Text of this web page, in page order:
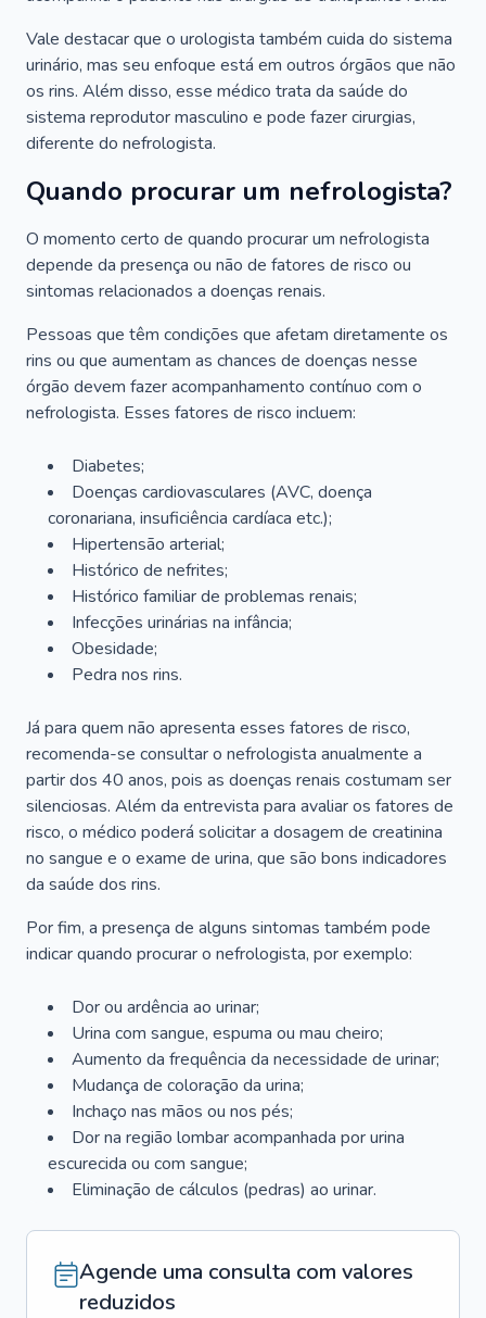
Vale destacar que o urologista também cuida do sistema
urinário, mas seu enfoque está em outros órgãos que não
os rins. Além disso, esse médico trata da saúde do
sistema reprodutor masculino e pode fazer cirurgias,
diferente do nefrologista.
Quando procurar um nefrologista?
O momento certo de quando procurar um nefrologista
depende da presença ou não de fatores de risco ou
sintomas relacionados a doenças renais.
Pessoas que têm condições que afetam diretamente os
rins ou que aumentam as chances de doenças nesse
órgão devem fazer acompanhamento contínuo com o
nefrologista. Esses fatores de risco incluem:
Diabetes;
Doenças cardiovasculares (AVC, doença
coronariana, insuficiência cardíaca etc.);
Hipertensão arterial;
Histórico de nefrites;
Histórico familiar de problemas renais;
Infecções urinárias na infância;
Obesidade;
Pedra nos rins.
Já para quem não apresenta esses fatores de risco,
recomenda-se consultar o nefrologista anualmente a
partir dos 40 anos, pois as doenças renais costumam ser
silenciosas. Além da entrevista para avaliar os fatores de
risco, o médico poderá solicitar a dosagem de creatinina
no sangue e o exame de urina, que são bons indicadores
da saúde dos rins.
Por fim, a presença de alguns sintomas também pode
indicar quando procurar o nefrologista, por exemplo:
Dor ou ardência ao urinar;
Urina com sangue, espuma ou mau cheiro;
Aumento da frequência da necessidade de urinar;
Mudança de coloração da urina;
Inchaço nas mãos ou nos pés;
Dor na região lombar acompanhada por urina
escurecida ou com sangue;
Eliminação de cálculos (pedras) ao urinar.
Agende uma consulta com valores
reduzidos